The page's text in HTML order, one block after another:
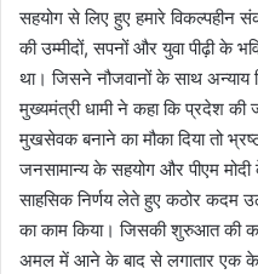
सहयोग से लिए हुए हमारे विकल्पहीन
की उम्मीदों, सपनों और युवा पीढ़ी के
था। जिसने नौजवानों के साथ अन्याय
मुख्यमंत्री धामी ने कहा कि प्रदेश
मुखसेवक बनाने का मौका दिया तो
जनसामान्य के सहयोग और पीएम मोदी
साहसिक निर्णय लेते हुए कठोर कदम
का काम किया। जिसकी शुरुआत की
अमल में आने के बाद से लगातार एक के